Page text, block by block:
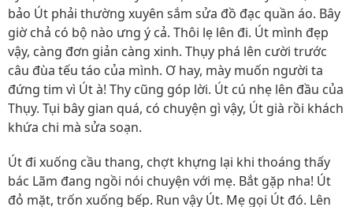
bảo Út phải thường xuyên sắm sửa đồ đạc quần áo. Bây
giờ chả có bộ nào ưng ý cả. Thôi lẹ lên đi. Út mình đẹp
vậy, càng đơn giản càng xinh. Thụy phá lên cười trước
câu đùa tếu táo của mình. Ơ hay, mày muốn người ta
đứng tim vì Út à! Thy cũng góp lời. Út cú nhẹ lên đầu của
Thụy. Tụi bây gian quá, có chuyện gì vậy, Út già rồi khách
khứa chi mà sửa soạn.
Út đi xuống cầu thang, chợt khựng lại khi thoáng thấy
bác Lãm đang ngồi nói chuyện với mẹ. Bắt gặp nha! Út
đỏ mặt, trốn xuống bếp. Run vậy Út. Mẹ gọi Út đó. Lên